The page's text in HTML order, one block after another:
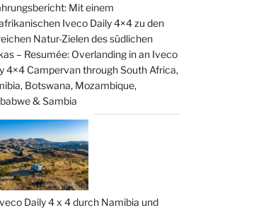
Mit einem
Iveco Daily 4×4 zu den
Natur-Zielen des südlichen
– Resumée: Overlanding in an Iveco
4×4 Campervan through South Africa,
Botswana, Mozambique,
& Sambia
Daily 4 x 4 durch Namibia und